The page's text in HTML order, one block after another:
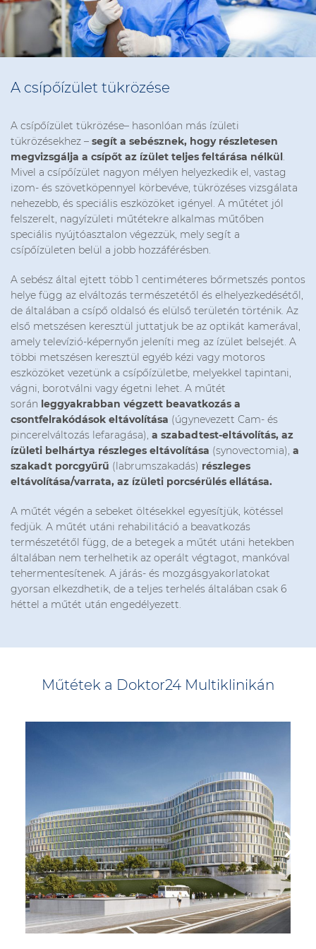
A csípőízület tükrözése
A csípőízület tükrözése– hasonlóan más ízületi
tükrözésekhez – segít a sebésznek, hogy részletesen
megvizsgálja a csípőt az ízület teljes feltárása nélkül.
Mivel a csípőízület nagyon mélyen helyezkedik el, vastag
izom- és szövetköpennyel körbevéve, tükrözéses vizsgálata
nehezebb, és speciális eszközöket igényel. A műtétet jól
felszerelt, nagyízületi műtétekre alkalmas műtőben
speciális nyújtóasztalon végezzük, mely segít a
csípőízületen belül a jobb hozzáférésben.
A sebész által ejtett több 1 centiméteres bőrmetszés pontos
helye függ az elváltozás természetétől és elhelyezkedésétől,
de általában a csípő oldalsó és elülső területén történik. Az
első metszésen keresztül juttatjuk be az optikát kamerával,
amely televízió-képernyőn jeleníti meg az ízület belsejét. A
többi metszésen keresztül egyéb kézi vagy motoros
eszközöket vezetünk a csípőízületbe, melyekkel tapintani,
vágni, borotválni vagy égetni lehet. A műtét
során leggyakrabban végzett beavatkozás a
csontfelrakódások eltávolítása (úgynevezett Cam- és
pincerelváltozás lefaragása), a szabadtest-eltávolítás, az
ízületi belhártya részleges eltávolítása (synovectomia), a
szakadt porcgyűrű (labrumszakadás) részleges
eltávolítása/varrata, az ízületi porcsérülés ellátása.
A műtét végén a sebeket öltésekkel egyesítjük, kötéssel
fedjük. A műtét utáni rehabilitáció a beavatkozás
természetétől függ, de a betegek a műtét utáni hetekben
általában nem terhelhetik az operált végtagot, mankóval
tehermentesítenek. A járás- és mozgásgyakorlatokat
gyorsan elkezdhetik, de a teljes terhelés általában csak 6
héttel a műtét után engedélyezett.
Műtétek a Doktor24 Multiklinikán